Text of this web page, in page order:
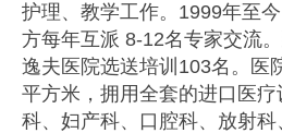
护理、教学工作。1999年至
方每年互派 8-12名专家交流
逸夫医院选送培训103名。医
平方米，拥用全套的进口医
科、妇产科、口腔科、放射